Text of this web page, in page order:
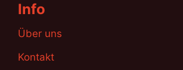
Info
Über uns
Kontakt